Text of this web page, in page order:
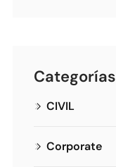
Categorías
CIVIL
Corporate